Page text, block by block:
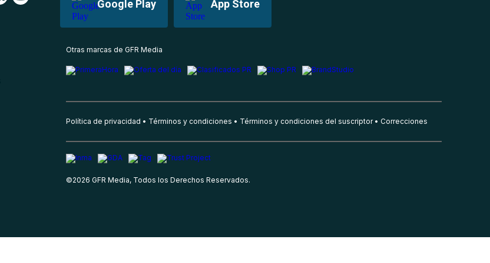
Google Play App Store
Otras marcas de GFR Media
Política de privacidad Términos y condiciones Términos y condiciones del suscriptor Correcciones
©2026 GFR Media, Todos los Derechos Reservados.